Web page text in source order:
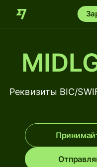
Реквизиты BIC/